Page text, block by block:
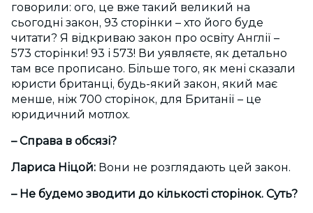
говорили: ого, це вже такий великий на
сьогодні закон, 93 сторінки – хто його буде
читати? Я відкриваю закон про освіту Англії –
573 сторінки! 93 і 573! Ви уявляєте, як детально
там все прописано. Більше того, як мені сказали
юристи британці, будь-який закон, який має
менше, ніж 700 сторінок, для Британії – це
юридичний мотлох.
– Справа в обсязі?
Лариса Ніцой: Вони не розглядають цей закон.
– Не будемо зводити до кількості сторінок. Суть?